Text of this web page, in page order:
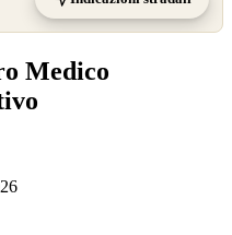
Medico